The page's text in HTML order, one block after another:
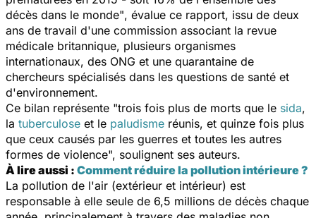
décès dans le monde", évalue ce rapport, issu de deux
ans de travail d'une commission associant la revue
médicale britannique, plusieurs organismes
internationaux, des ONG et une quarantaine de
chercheurs spécialisés dans les questions de santé et
d'environnement.
Ce bilan représente "trois fois plus de morts que le sida,
la tuberculose et le paludisme réunis, et quinze fois plus
que ceux causés par les guerres et toutes les autres
formes de violence", soulignent ses auteurs.
À lire aussi : Comment réduire la pollution intérieure ?
La pollution de l'air (extérieur et intérieur) est
responsable à elle seule de 6,5 millions de décès chaque